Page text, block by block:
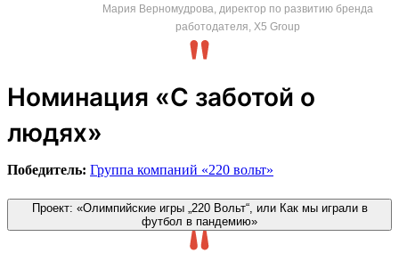
Мария Верномудрова, директор по развитию бренда
работодателя, X5 Group
Номинация «С заботой о
людях»
Победитель: Группа компаний «220 вольт»
Проект: «Олимпийские игры „220 Вольт“, или Как мы играли в
футбол в пандемию»